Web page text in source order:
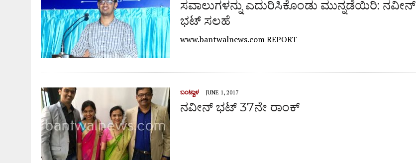
ಸವಾಲುಗಳನ್ನು ಎದುರಿಸಿಕೊಂಡು ಮುನ್ನಡೆಯಿರಿ: ನವೀನ್
ಭಟ್ ಸಲಹೆ
www.bantwalnews.com REPORT
ಬಂಟ್ವಾಳ JUNE 1, 2017
ನವೀನ್ ಭಟ್ 37ನೇ ರಾಂಕ್